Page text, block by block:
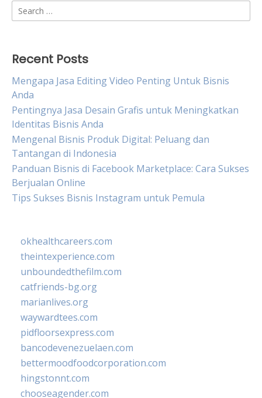
Search
for:
Recent Posts
Mengapa Jasa Editing Video Penting Untuk Bisnis
Anda
Pentingnya Jasa Desain Grafis untuk Meningkatkan
Identitas Bisnis Anda
Mengenal Bisnis Produk Digital: Peluang dan
Tantangan di Indonesia
Panduan Bisnis di Facebook Marketplace: Cara Sukses
Berjualan Online
Tips Sukses Bisnis Instagram untuk Pemula
okhealthcareers.com
theintexperience.com
unboundedthefilm.com
catfriends-bg.org
marianlives.org
waywardtees.com
pidfloorsexpress.com
bancodevenezuelaen.com
bettermoodfoodcorporation.com
hingstonnt.com
chooseagender.com